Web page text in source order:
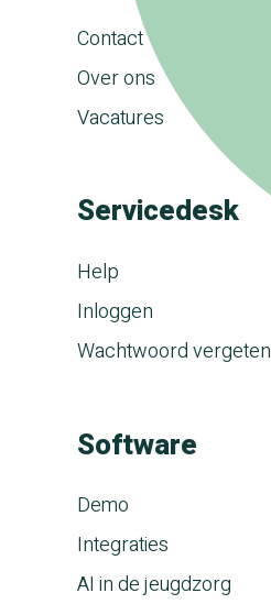
Contact
Over ons
Vacatures
Servicedesk
Help
Inloggen
Wachtwoord vergeten
Software
Demo
Integraties
AI in de jeugdzorg